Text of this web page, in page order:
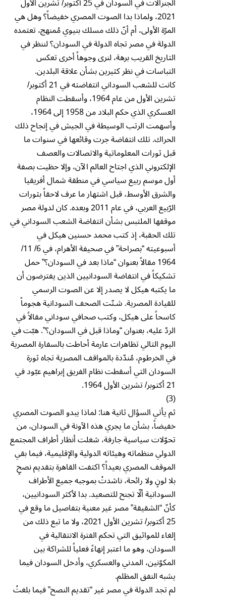
2021، ولماذا بدا الصوت المصري خفيضاً؟ وهل هي
المرّة الأولى، أم أنّ ذلك مسلك بنيوي مُمنهج، تعتمده
الدولة في مصر تجاه الدولة في السودان؟ لننظر في
التاريخ القريب برهة، لنرى وجوهاً أخرى تعكس
التباسات في نظر كثيرين بشأن علاقة البلدين.
كانت للشعب السوداني انتفاضته في 21 أكتوبر/
تشرين الأول من عام 1964، وأسقطت النظام
العسكري الذي حكم البلاد من 1958 إلى 1964،
وأسهمت الرتب الوسيطة في الجيش في إنجاح ذلك
الحراك. تلك انتفاضة جرت وقائعها في سنوات ما
قبل ثورات المعلوماتية والاتصالات والعصف
الإلكتروني الذي اجتاح العالم الآن، وإلا حظيت بصفة
أول موسم ربيع سياسي في منطقة شمال أفريقيا
والشرق الأوسط، قبل اشتهار ما عرف لاحقاً بثورات
الرّبيع العربي، في عام 2011 وبعده. كان لدولة مصر
موقفها الملتبس بشأن انتفاضة الشعب السوداني في
تلك الحقبة، إذ كتب محمد حسنين هيكل في
أسبوعيته “بصراحة” في صحيفة الأهرام، في 6/ 11/
1964 مقالاً بعنوان “ماذا بعد في السودان؟” حمل
تشكيكاً في انتفاضة السودانيين الذين يفترضون أن
ما يكتبه هيكل لا يصدر إلا عن الصوت الرسمي
للقيادة المصرية. شـنّت الصحف السودانية هجوماً
كاسحاً على هيكل، وكتب صحافي سوداني مقالاً في
الردّ عليه، بعنوان “وماذا قبل في السودان؟”. هبّت في
اليوم التالي تظاهرات عارمة أحاطت بالسفارة المصرية
في الخرطوم، مُندّدة بالمواقف المصرية تجاه ثورة
السودان التي أسقطت نظام الفريق إبراهيم عبّود في
21 أكتوبر/ تشرين الأول 1964.
(3)
ثم يأتي السؤال ثانية هنا: لماذا يبدو الصوت المصري
خفيضاً، بشأن ما يجري هذه الآونة في السودان، من
تحوّلات سياسية جارفة، شغلت أنظار أطراف المجتمع
الدولي منظماته وهيئاته الدولية والإقليمية، فيما بقي
الموقف المصري بعيداً؟ اكتفت القاهرة بتقديم نصحٍ
بلا لونٍ ولا رائحة، ناشدتْ بموجبه جميع الأطراف
السودانية ألّا تجنح للتصعيد. بدا لأكثر السودانيين،
كأنّ “الشقيقة” مصر غير معنية بتفاصيل ما وقع في
25 أكتوبر/ تشرين الأول 2021، ولا ما تبع ذلك من
إلغاء للمواثيق التي تحكم الفترة الانتقالية في
السودان، وهو ما اعتبر إنهاءً فعلياً للشراكة بين
المكوّنين، المدني والعسكري، وأدخل السودان فيما
يشبه النفق المظلم.
لم تجد الدولة في مصر غير “تقديم النصح” فيما بلغتْ